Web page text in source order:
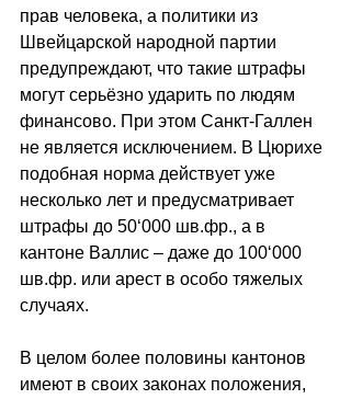
прав человека, а политики из
Швейцарской народной партии
предупреждают, что такие штрафы
могут серьёзно ударить по людям
финансово. При этом Санкт-Галлен
не является исключением. В Цюрихе
подобная норма действует уже
несколько лет и предусматривает
штрафы до 50‘000 шв.фр., а в
кантоне Валлис – даже до 100‘000
шв.фр. или арест в особо тяжелых
случаях.
В целом более половины кантонов
имеют в своих законах положения,